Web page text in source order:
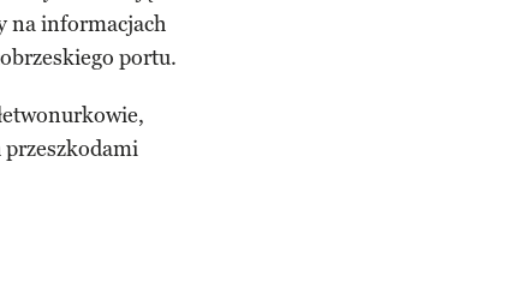
na informacjach
portu.
przeszkodami